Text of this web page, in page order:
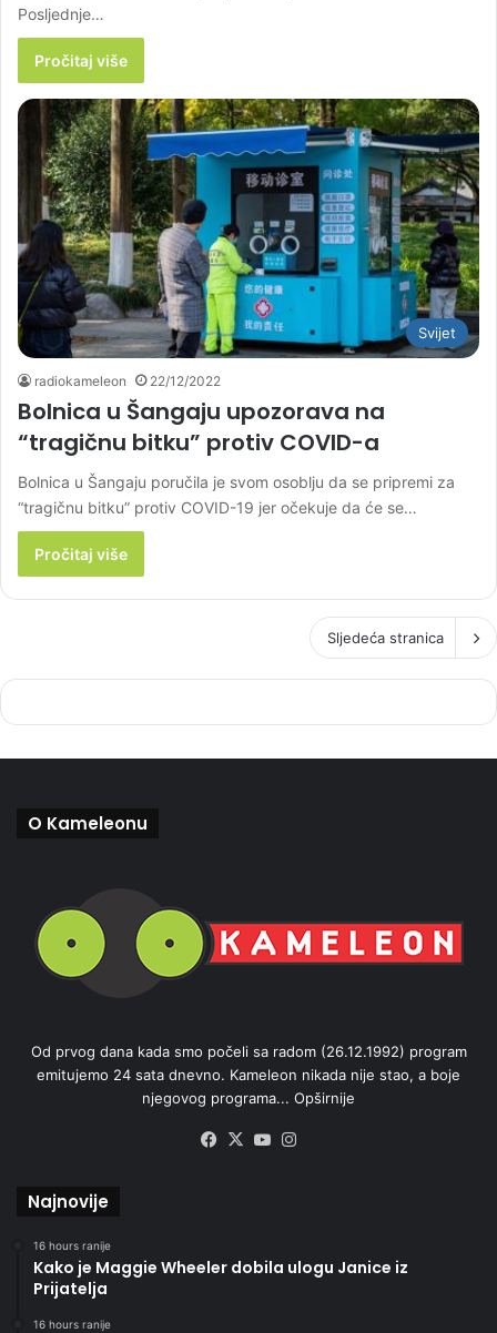
Posljednje…
Pročitaj više
Svijet
radiokameleon 22/12/2022
Bolnica u Šangaju upozorava na
“tragičnu bitku” protiv COVID-a
Bolnica u Šangaju poručila je svom osoblju da se pripremi za
“tragičnu bitku” protiv COVID-19 jer očekuje da će se…
Pročitaj više
Sljedeća stranica
O Kameleonu
Od prvog dana kada smo počeli sa radom (26.12.1992) program
emitujemo 24 sata dnevno. Kameleon nikada nije stao, a boje
njegovog programa... Opširnije
Facebook
X YouTube
Najnovije
16 hours ranije
Kako je Maggie Wheeler dobila ulogu Janice iz
Prijatelja
16 hours ranije